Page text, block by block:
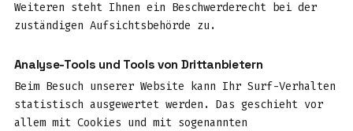
Weiteren steht Ihnen ein Beschwerderecht bei der
zuständigen Aufsichtsbehörde zu.
Analyse-Tools und Tools von Drittanbietern
Beim Besuch unserer Website kann Ihr Surf-Verhalten
statistisch ausgewertet werden. Das geschieht vor
allem mit Cookies und mit sogenannten